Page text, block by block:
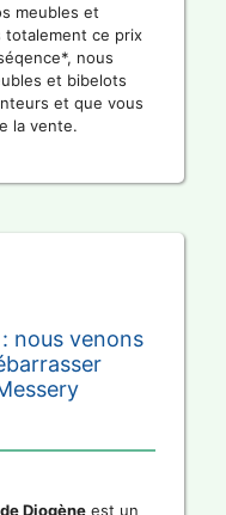
meubles et
totalement ce prix
nous
et bibelots
et que vous
la vente.
nous venons
Diogèneest un